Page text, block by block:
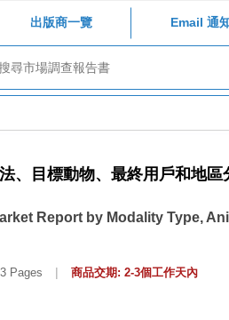
出版商一覽 Email 通
、目標動物、最終用戶和地區
Report by Modality Type,
Pages | 商品交期: 2-3個工作天內